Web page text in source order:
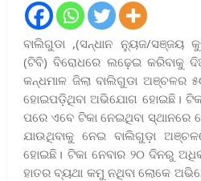
ବାଲିଗୁଡା ,(ସନ୍ଧାନ ନ୍ୟୁଜ/ସଞ୍ଜୟ
(ଟିବି) ବିରୋଧରେ ଲଢ଼େଇ କରିବାକୁ
କନ୍ଧମାଳ ଜିଲା ବାଲିଗୁଡା ଅଞ୍ଚଳର
ହୋଇପଡ଼ିଥିବା ଅଭିଯୋଗ ହୋଇଛି।
ପରେ ଏବେ ଟିକା ନେଇଥିବା ସ୍ଥାନରେ
ଯାଉଥିବାକୁ ନେଇ ବାଲିଗୁଡ଼ା
ହୋଇଛି। ଟିକା ନେବାର ୨୦ ଦିନରୁ
ହାତର ବ୍ୟଥା କମୁ ନଥିବା ଲୋକେ